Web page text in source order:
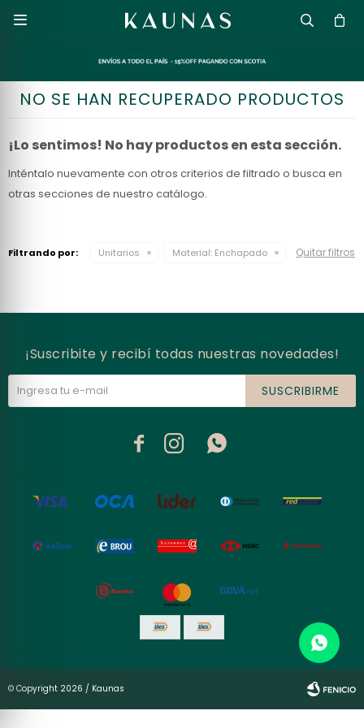

NO SE HAN RECUPERADO PRODUCTOS
¡Lo sentimos! No hay productos en esta sección.
Inténtalo nuevamente con otros criterios de filtrado o busca en
otras secciones de nuestro catálogo.
Filtrando por: Unitarios Material: Enchapado Quitar filtros
¡Suscribite y recibí todas nuestras novedades!
SUSCRIBIRME
  
© Copyright 2026 / Kaunas